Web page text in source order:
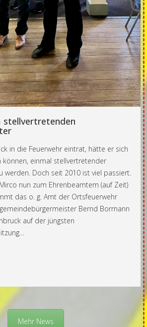
stellvertretenden
in die Feuerwehr eintrat, hätte er sich
können, einmal stellvertretender
werden. Doch seit 2010 ist viel passiert.
nun zum Ehrenbeamtem (auf Zeit)
das o. g. Amt der Ortsfeuerwehr
Bernd Bormann
auf der jüngsten
Mehr News